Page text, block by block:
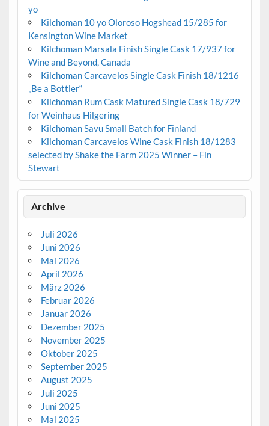
yo
Kilchoman 10 yo Oloroso Hogshead 15/285 for
Kensington Wine Market
Kilchoman Marsala Finish Single Cask 17/937 for
Wine and Beyond, Canada
Kilchoman Carcavelos Single Cask Finish 18/1216
„Be a Bottler“
Kilchoman Rum Cask Matured Single Cask 18/729
for Weinhaus Hilgering
Kilchoman Savu Small Batch for Finland
Kilchoman Carcavelos Wine Cask Finish 18/1283
selected by Shake the Farm 2025 Winner – Fin
Stewart
Archive
Juli 2026
Juni 2026
Mai 2026
April 2026
März 2026
Februar 2026
Januar 2026
Dezember 2025
November 2025
Oktober 2025
September 2025
August 2025
Juli 2025
Juni 2025
Mai 2025